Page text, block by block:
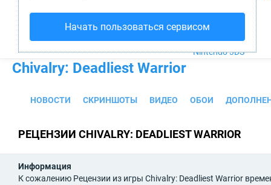
Начать пользоваться сервисом
Wii U
PS4
Xbox One
Nintendo 3DS
Chivalry: Deadliest Warrior
НОВОСТИ СКРИНШОТЫ ВИДЕО ОБОИ
РЕЦЕНЗИИ CHIVALRY: DEADLIEST WARRIOR
Информация
К сожалению Рецензии из игры Chivalry: Deadliest Warrior